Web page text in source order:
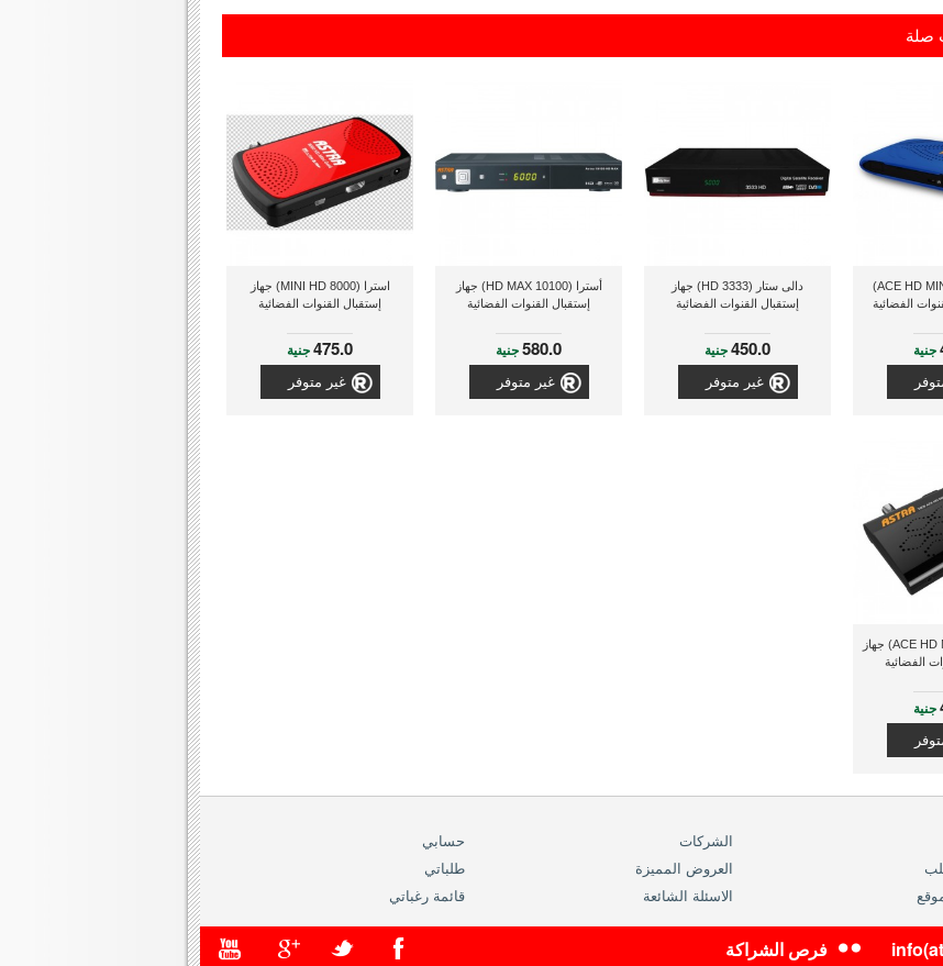
صلة
أسترا (ACE HD MINI 10000)
الفضائية
جنية
دالى ستار (3333 HD) جهاز
إستقبال القنوات الفضائية
450.0جنية
غير متوفر
أسترا (10100 HD MAX) جهاز
إستقبال القنوات الفضائية
580.0جنية
غير متوفر
استرا (8000 MINI HD) جهاز
إستقبال القنوات الفضائية
475.0جنية
غير متوفر
أسترا (7000 ACE HD MINI) جهاز
الفضائية
جنية
الشركات
العروض المميزة
الاسئلة الشائعة
حسابي
طلباتي
قائمة رغباتي
فرص الشراكة